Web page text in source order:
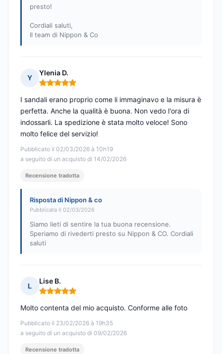
presto!
Cordiali saluti,
Il team di Nippon & Co
Y
Ylenia D.
Nota: 5 su 5
Pubblicato il 02/03/2026 à 10h19
a seguito di un acquisto di 14/02/2026
I sandali erano proprio come li immaginavo e la misura è
perfetta. Anche la qualità è buona. Non vedo l'ora di
indossarli. La spedizione è stata molto veloce! Sono
molto felice del servizio!
Recensione tradotta
Risposta di Nippon & co
Pubblicata il 02/03/2026
Siamo lieti di sentire la tua buona recensione.
Speriamo di rivederti presto su Nippon & CO. Cordiali
saluti
L
Lise B.
Nota: 5 su 5
Pubblicato il 23/02/2026 à 19h35
a seguito di un acquisto di 09/02/2026
Molto contenta del mio acquisto. Conforme alle foto
Recensione tradotta